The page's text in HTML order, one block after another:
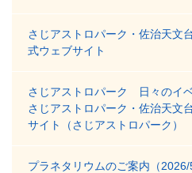
さじアストロパーク・佐治天文
式ウェブサイト
さじアストロパーク 日々のイ
さじアストロパーク・佐治天文
サイト（さじアストロパーク）
プラネタリウムのご案内（